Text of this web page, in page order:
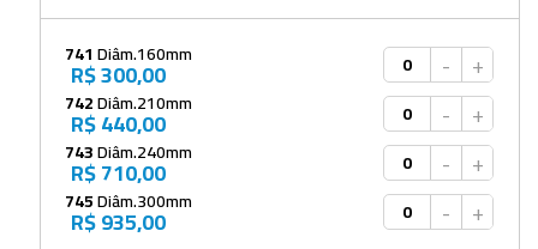
741Diâm.160mm
R$ 300,00 - +
742Diâm.210mm
R$ 440,00 - +
743Diâm.240mm
R$ 710,00 - +
745Diâm.300mm
R$ 935,00 - +